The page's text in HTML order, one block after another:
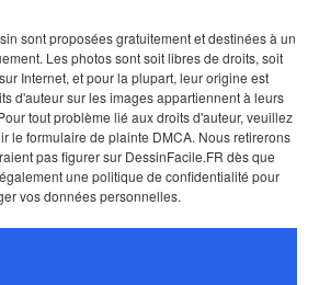
sont proposées gratuitement et destinées à un
Les photos sont soit libres de droits, soit
Internet, et pour la plupart, leur origine est
d'auteur sur les images appartiennent à leurs
tout problème lié aux droits d'auteur, veuillez
le formulaire de plainte DMCA. Nous retirerons
pas figurer sur DessinFacile.FR dès que
une politique de confidentialité pour
vos données personnelles.